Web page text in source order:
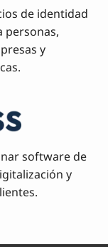
de identidad
personas,
y
software de
y